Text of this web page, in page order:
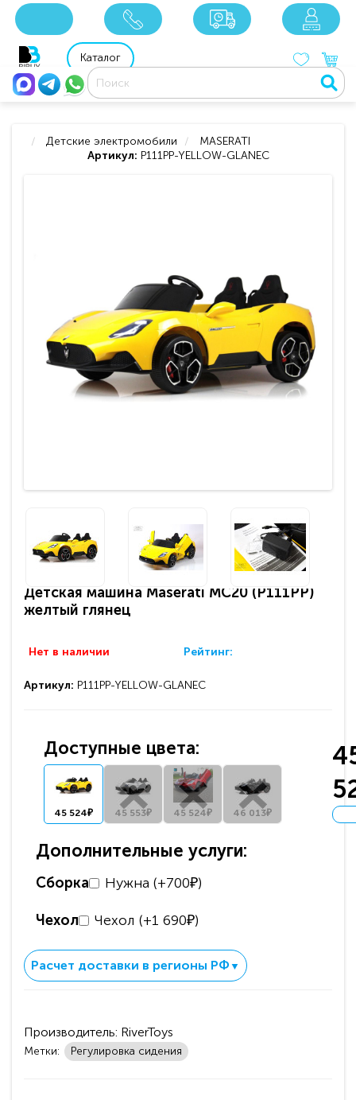
8 800 201 92 06
Каталог
Детские электромобили
MASERATI
Артикул: P111PP-YELLOW-GLANEC
Детская машина Maserati MC20 (P111PP)
желтый глянец
Нет в наличии Рейтинг:
Артикул: P111PP-YELLOW-GLANEC
Доступные цвета:
45 524₽ 45 553₽ 45 524₽ 46 013₽
Дополнительные услуги:
Сборка Нужна (+700₽)
Чехол Чехол (+1 690₽)
Расчет доставки в регионы РФ ▼
Производитель: RiverToys
Метки: Регулировка сидения
xxx